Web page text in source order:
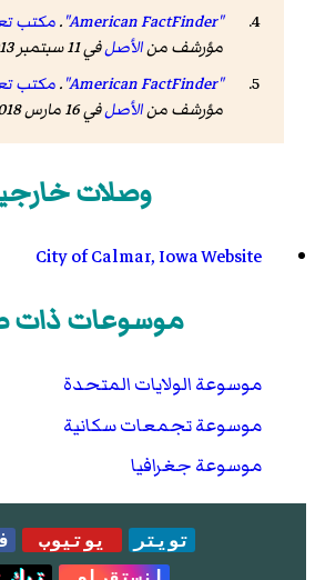
"American FactFinder"
.مكتب
مؤرشف منالأصلفي 11 سبتمبر 2013
"American FactFinder"
.مكتب
مؤرشف منالأصلفي 16 مارس 2018
وصلات
City of Calmar, Iowa Website
موسوعات ذات
موسوعة الولايات المتحدة
موسوعة تجمعات سكانية
موسوعة جغرافيا
تويتر يوتيوب